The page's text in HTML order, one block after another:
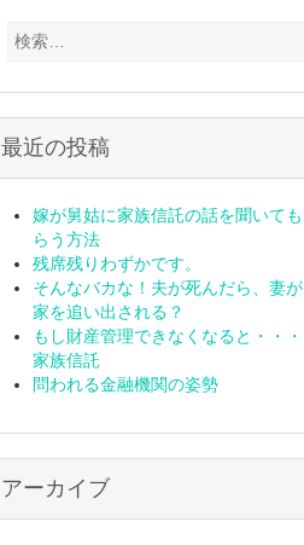
検
最近の投稿
嫁が舅姑に家族信託の話を聞いても
らう方法
残席残りわずかです。
そんなバカな！夫が死んだら、妻が
家を追い出される？
もし財産管理できなくなると・・・
家族信託
問われる金融機関の姿勢
アーカイブ